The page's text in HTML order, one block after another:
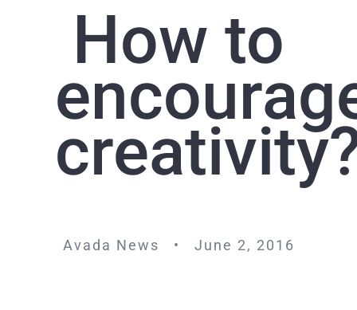
How to
Avada News • June 2, 2016